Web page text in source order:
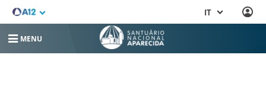
IT
MENU